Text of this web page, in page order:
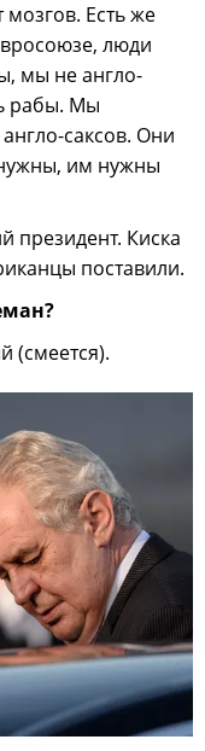
мозгов. Есть же
люди
мы не англо-
рабы. Мы
саксов. Они
им нужны
президент. Киска
поставили.
(смеется).